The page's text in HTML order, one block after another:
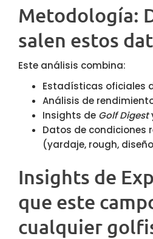
Metodología:
salen estos
Este análisis combina:
Estadísticas oficiales
Análisis de
Insights de Golf Digest
Datos de condiciones
(yardaje, rough,
Insights de
que este
cualquier